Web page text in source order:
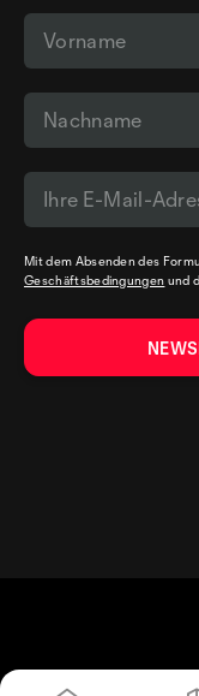
Mit dem Absenden des
Geschäftsbedingungen und